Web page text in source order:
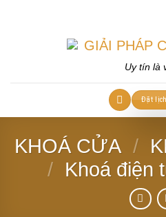
Uy tín là
Đặt
KHOÁ CỬA /
/ Khoá điện